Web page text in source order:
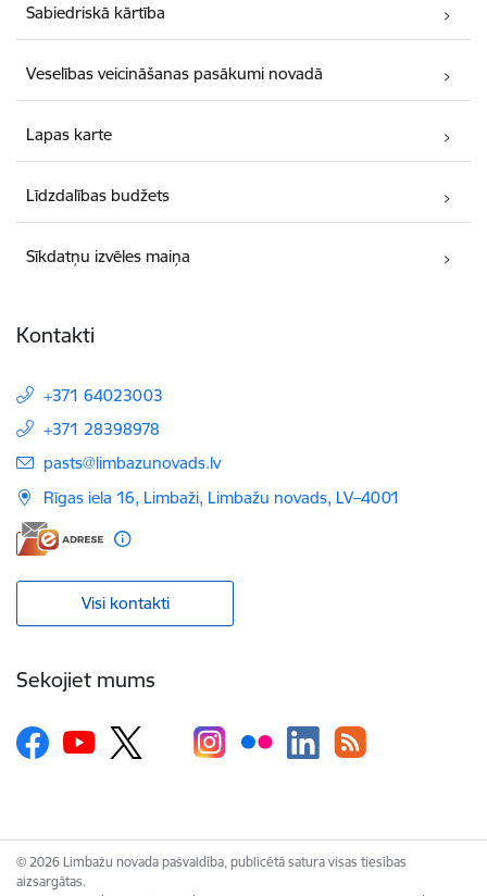
Sabiedriskā kārtība
Veselības veicināšanas pasākumi novadā
Lapas karte
Līdzdalības budžets
Sīkdatņu izvēles maiņa
Kontakti
+371 64023003
+371 28398978
E-pasts:
pasts@limbazunovads.lv
Rīgas iela 16, Limbaži, Limbažu novads, LV–4001
Visi kontakti
Sekojiet mums
© 2026 Limbažu novada pašvaldība, publicētā satura visas tiesības
aizsargātas.